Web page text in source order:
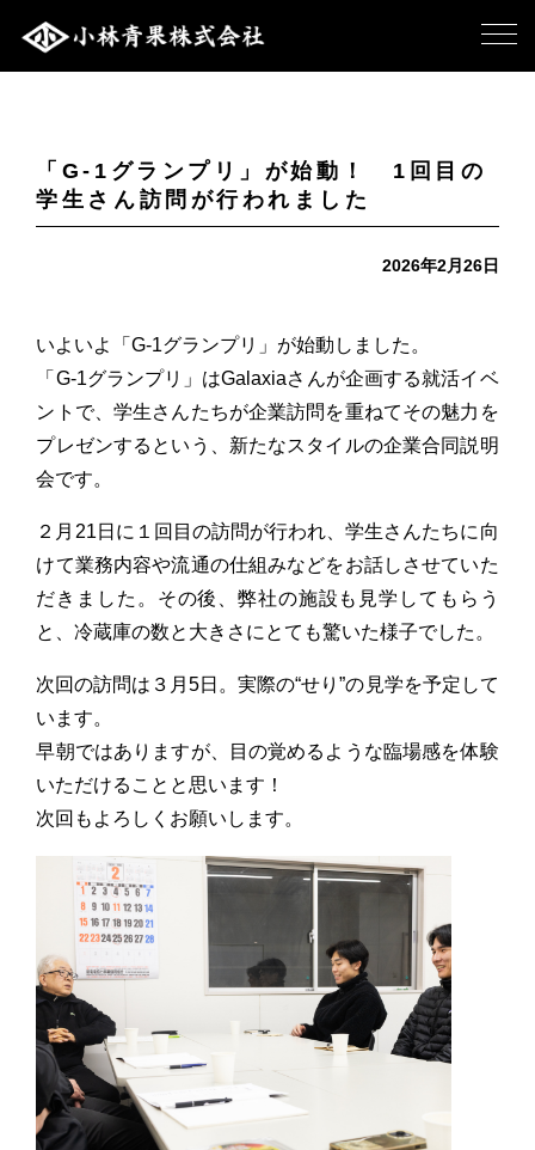
「G-1グランプリ」が始動！ 1回目の
学生さん訪問が行われました
2026年2月26日
いよいよ「G-1グランプリ」が始動しました。
「G-1グランプリ」はGalaxiaさんが企画する就活イベ
ントで、学生さんたちが企業訪問を重ねてその魅力を
プレゼンするという、新たなスタイルの企業合同説明
会です。
２月21日に１回目の訪問が行われ、学生さんたちに向
けて業務内容や流通の仕組みなどをお話しさせていた
だきました。その後、弊社の施設も見学してもらう
と、冷蔵庫の数と大きさにとても驚いた様子でした。
次回の訪問は３月5日。実際の“せり”の見学を予定して
います。
早朝ではありますが、目の覚めるような臨場感を体験
いただけることと思います！
次回もよろしくお願いします。